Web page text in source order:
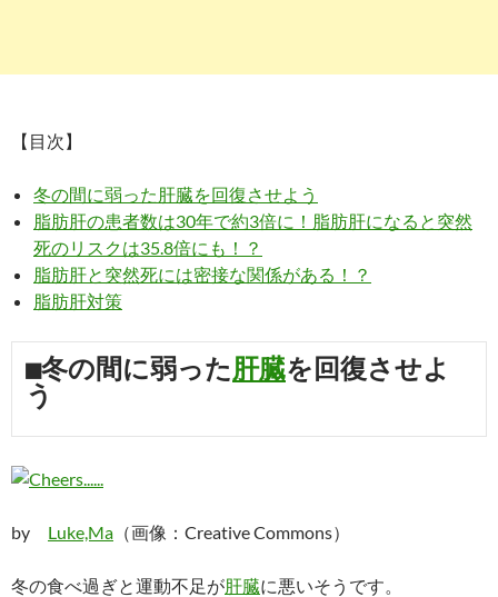
【目次】
冬の間に弱った肝臓を回復させよう
脂肪肝の患者数は30年で約3倍に！脂肪肝になると突然
死のリスクは35.8倍にも！？
脂肪肝と突然死には密接な関係がある！？
脂肪肝対策
■冬の間に弱った肝臓を回復させよ
う
by Luke,Ma （画像：Creative Commons）
冬の食べ過ぎと運動不足が肝臓に悪いそうです。